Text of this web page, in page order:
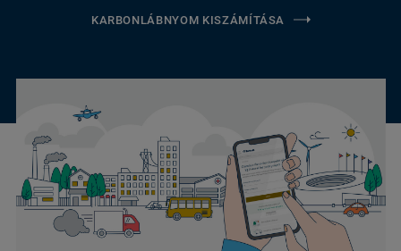
KARBONLÁBNYOM KISZÁMÍTÁSA